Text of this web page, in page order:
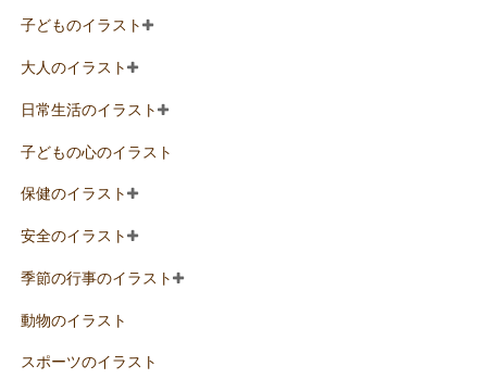
子どものイラスト
大人のイラスト
日常生活のイラスト
子どもの心のイラスト
保健のイラスト
安全のイラスト
季節の行事のイラスト
動物のイラスト
スポーツのイラスト